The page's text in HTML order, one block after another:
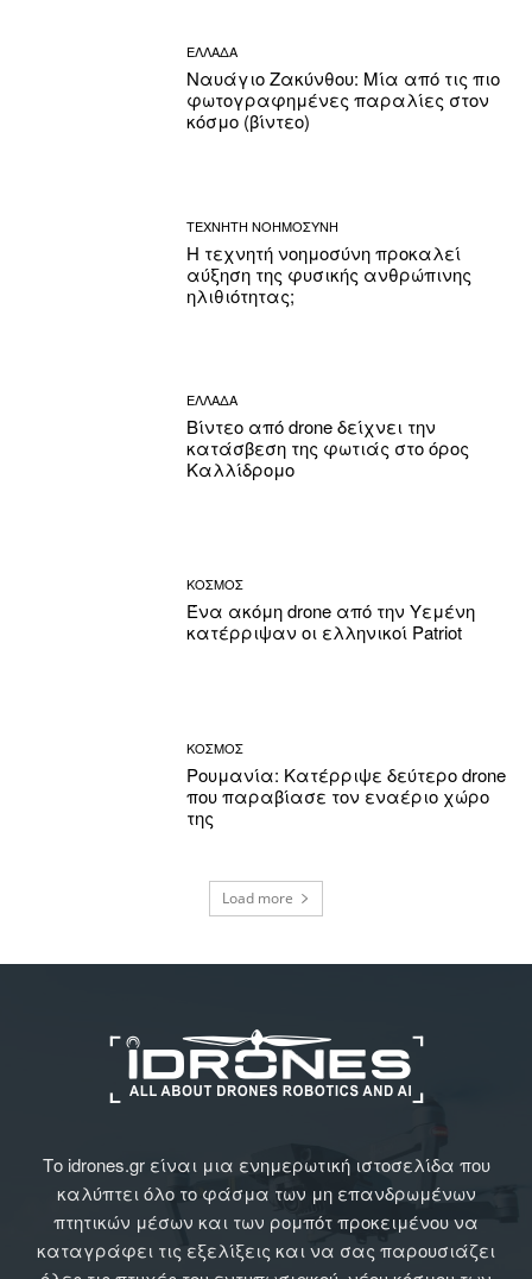
ΕΛΛΑΔΑ
Ναυάγιο Ζακύνθου: Μία από τις πιο
φωτογραφημένες παραλίες στον
κόσμο (βίντεο)
ΤΕΧΝΗΤΗ ΝΟΗΜΟΣΥΝΗ
Η τεχνητή νοημοσύνη προκαλεί
αύξηση της φυσικής ανθρώπινης
ηλιθιότητας;
ΕΛΛΑΔΑ
Βίντεο από drone δείχνει την
κατάσβεση της φωτιάς στο όρος
Καλλίδρομο
ΚΟΣΜΟΣ
Ένα ακόμη drone από την Υεμένη
κατέρριψαν οι ελληνικοί Patriot
ΚΟΣΜΟΣ
Ρουμανία: Κατέρριψε δεύτερο drone
που παραβίασε τον εναέριο χώρο
της
Load more
Το idrones.gr είναι μια ενημερωτική ιστοσελίδα που
καλύπτει όλο το φάσμα των μη επανδρωμένων
πτητικών μέσων και των ρομπότ προκειμένου να
καταγράφει τις εξελίξεις και να σας παρουσιάζει